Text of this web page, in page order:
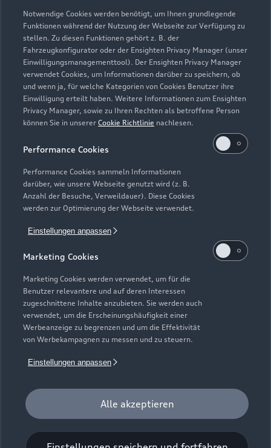
Notwendige Cookies werden benötigt, um Ihnen grundlegende
Funktionen während der Nutzung der Webseite zur Verfügung zu
stellen. Zu diesen Funktionen gehört z. B. der
Fahrzeugkonfigurator oder der Ensighten Privacy Manager (unser
Einwilligungsmanagementtool). Der Ensighten Privacy Manager
verwendet Cookies, um Informationen darüber zu speichern, ob
und wenn ja, für welche Kategorien von Cookies Benutzer ihre
Einwilligung erteilt haben. Weitere Informationen zum Ensighten
Privacy Manager, sowie zu Ihren Rechten als betroffene Person
können Sie in unserer Cookie Richtlinie nachlesen.
Performance Cookies
Performance Cookies sammeln Informationen
darüber, wie unsere Webseite genutzt wird (z. B.
Anzahl der Besuche, Verweildauer). Diese Cookies
werden zur Optimierung der Webseite verwendet.
Einstellungen anpassen
Marketing Cookies
Marketing Cookies werden verwendet, um für die
Benutzer relevantere und auf deren Interessen
zugeschnittene Inhalte anzubieten. Sie werden auch
verwendet, um die Erscheinungshäufigkeit einer
Werbeanzeige zu begrenzen und um die Effektivität
von Werbekampagnen zu messen und zu steuern.
Einstellungen anpassen
Alle akzeptieren
Zur Inspektion
Zurück nach oben
Modelle
Elektromodelle
Plug-in-Hybride
Neuwagensuche
Gebrauchtwagensuche
Geschäftskunden
Service & Zubehör
Saisonale Angebote
Audi Services
Garantie
Audi digital services
myAudi
Support
Audi Code
Häufige Fragen (FAQ)
Audi Online Beratung
Online-Terminvereinbarung
Servicekontakt
Bordbuch & Bedienungsanleitungen
Verträge kündigen
Über Audi
Unternehmen
Karriere
Investor Relations
Audi erleben
© 2026 AUDI AG. Alle Rechte vorbehalten
Impressum Rechtliches
Cookie-Richtlinie
Digital Services Act
EU Data Act